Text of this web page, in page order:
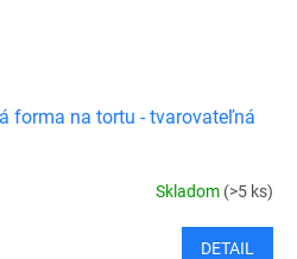
forma na tortu - tvarovateľná
Skladom (>5 ks)
DETAIL